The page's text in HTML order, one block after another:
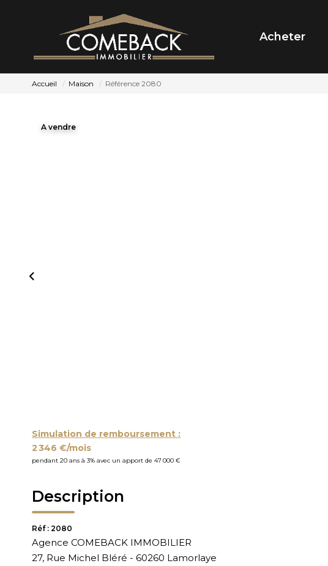
Acheter
Accueil Maison Référence 2080
A vendre
Simulation de remboursement :
2 346 €/mois
pendant 20 ans à 3% avec un apport de 47 000 €
Description
Réf : 2080
Agence COMEBACK IMMOBILIER
27, Rue Michel Bléré - 60260 Lamorlaye